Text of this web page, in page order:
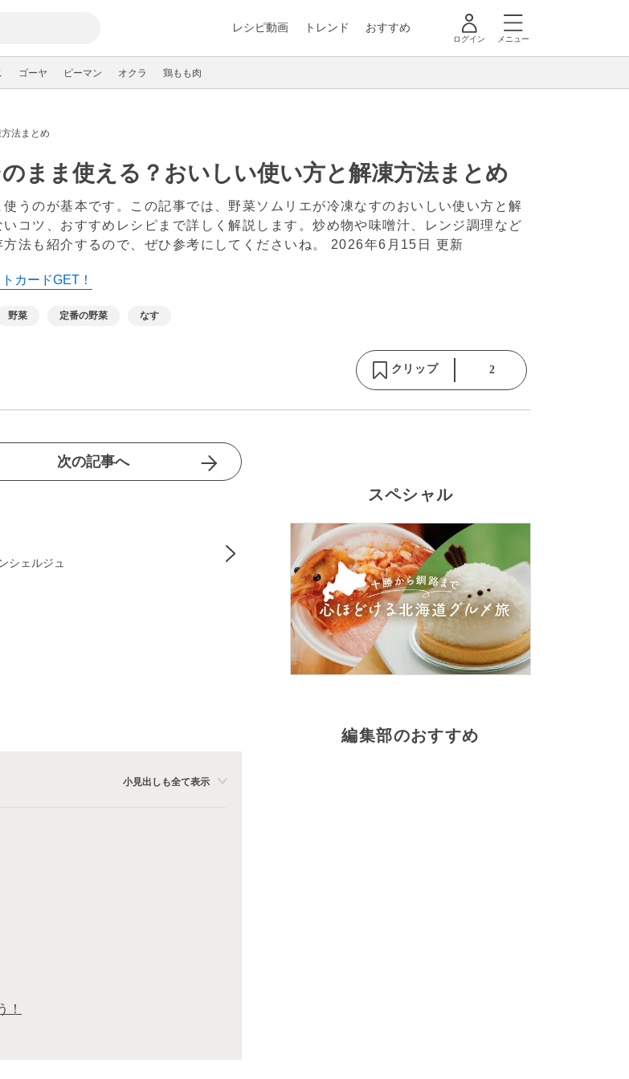
レシピ動画 トレンド おすすめ
ログイン メニュー
ゴーヤ ピーマン オクラ 鶏もも肉
法まとめ
まま使える？おいしい使い方と解凍方法まとめ
うのが基本です。この記事では、野菜ソムリエが冷凍なすのおいしい使い方と解
コツ、おすすめレシピまで詳しく解説します。炒め物や味噌汁、レンジ調理など
法も紹介するので、ぜひ参考にしてくださいね。 2026年6月15日 更新
カードGET！
野菜 定番の野菜 なす
クリップ 2
次の記事へ
シェルジュ
小見出しも全て表示
！
スペシャル
編集部のおすすめ